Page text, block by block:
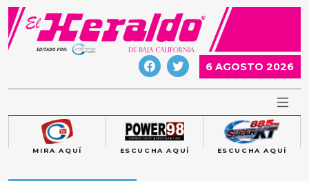
Skip
content
6 AGOSTO 2026
MIRA AQUÍ ESCUCHA AQUÍ ESCUCHA AQUÍ